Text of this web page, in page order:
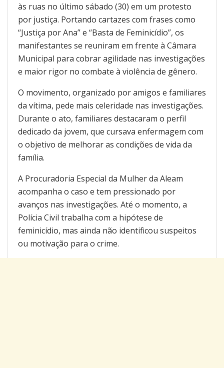
às ruas no último sábado (30) em um protesto
por justiça. Portando cartazes com frases como
“Justiça por Ana” e “Basta de Feminicídio”, os
manifestantes se reuniram em frente à Câmara
Municipal para cobrar agilidade nas investigações
e maior rigor no combate à violência de gênero.
O movimento, organizado por amigos e familiares
da vítima, pede mais celeridade nas investigações.
Durante o ato, familiares destacaram o perfil
dedicado da jovem, que cursava enfermagem com
o objetivo de melhorar as condições de vida da
família.
A Procuradoria Especial da Mulher da Aleam
acompanha o caso e tem pressionado por
avanços nas investigações. Até o momento, a
Polícia Civil trabalha com a hipótese de
feminicídio, mas ainda não identificou suspeitos
ou motivação para o crime.